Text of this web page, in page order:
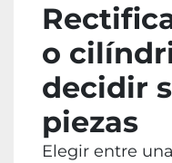
o
decidir
piezas
Elegir entre una